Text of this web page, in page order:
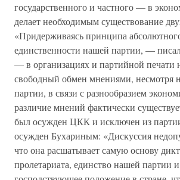
государственного и частного — в
делает необходимым существование
«Придерживаясь принципа
единственности нашей партии, —
— в организациях и партийной печати
свободный обмен мнениями, несмотря
партии, в связи с разнообразием
различие мнений фактически
был осужден ЦКК и исключен из
осужден Бухариным: «Дискуссия
что она расшатывает самую основу
пролетариата, единство нашей партии